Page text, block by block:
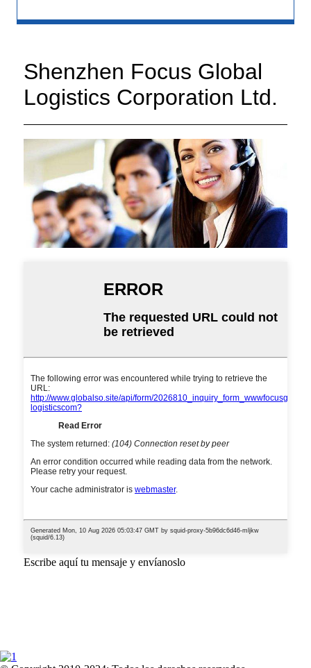
Shenzhen Focus Global
Logistics Corporation Ltd.
Escribe aquí tu mensaje y envíanoslo